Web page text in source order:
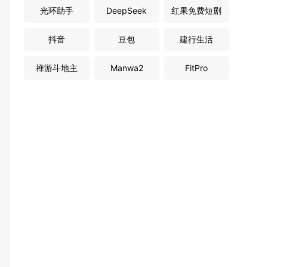
光环助手 DeepSeek 红果免费短剧
抖音 豆包 建行生活
禅游斗地主 Manwa2 FitPro